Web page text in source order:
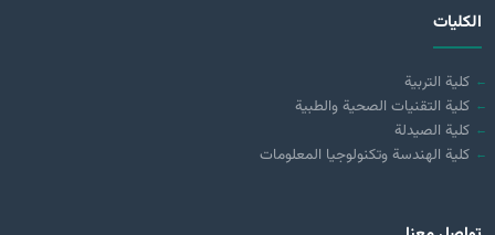
الكليات
كلية التربية
كلية التقنيات الصحية والطبية
كلية الصيدلة
كلية الهندسة وتكنولوجيا المعلومات